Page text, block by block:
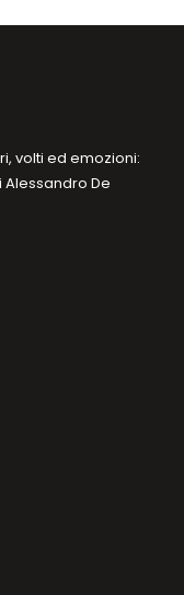
volti ed emozioni:
De